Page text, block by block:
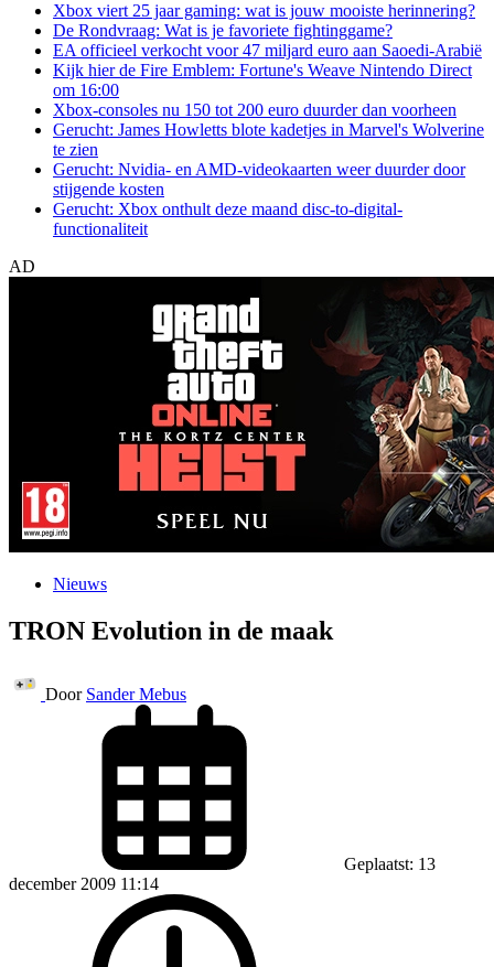
Xbox viert 25 jaar gaming: wat is jouw mooiste herinnering?
De Rondvraag: Wat is je favoriete fightinggame?
EA officieel verkocht voor 47 miljard euro aan Saoedi-Arabië
Kijk hier de Fire Emblem: Fortune's Weave Nintendo Direct
om 16:00
Xbox-consoles nu 150 tot 200 euro duurder dan voorheen
Gerucht: James Howletts blote kadetjes in Marvel's Wolverine
te zien
Gerucht: Nvidia- en AMD-videokaarten weer duurder door
stijgende kosten
Gerucht: Xbox onthult deze maand disc-to-digital-
functionaliteit
AD
Nieuws
TRON Evolution in de maak
Door Sander Mebus
Geplaatst: 13
december 2009 11:14